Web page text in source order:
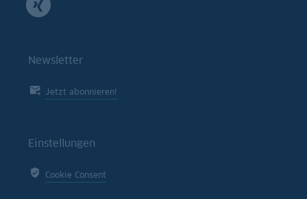
Newsletter
Jetzt abonnieren!
Einstellungen
Cookie Consent